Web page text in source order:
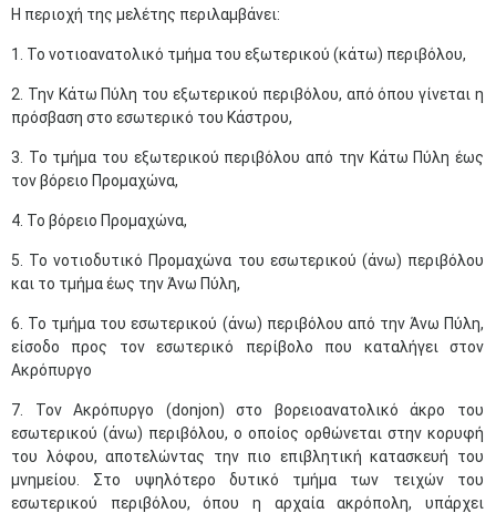
Η περιοχή της μελέτης περιλαμβάνει:
1. Το νοτιοανατολικό τμήμα του εξωτερικού (κάτω) περιβόλου,
2. Την Κάτω Πύλη του εξωτερικού περιβόλου, από όπου γίνεται η
πρόσβαση στο εσωτερικό του Κάστρου,
3. Το τμήμα του εξωτερικού περιβόλου από την Κάτω Πύλη έως
τον βόρειο Προμαχώνα,
4. Το βόρειο Προμαχώνα,
5. Το νοτιοδυτικό Προμαχώνα του εσωτερικού (άνω) περιβόλου
και το τμήμα έως την Άνω Πύλη,
6. Το τμήμα του εσωτερικού (άνω) περιβόλου από την Άνω Πύλη,
είσοδο προς τον εσωτερικό περίβολο που καταλήγει στον
Ακρόπυργο
7. Τον Ακρόπυργο (donjon) στο βορειοανατολικό άκρο του
εσωτερικού (άνω) περιβόλου, ο οποίος ορθώνεται στην κορυφή
του λόφου, αποτελώντας την πιο επιβλητική κατασκευή του
μνημείου. Στο υψηλότερο δυτικό τμήμα των τειχών του
εσωτερικού περιβόλου, όπου η αρχαία ακρόπολη, υπάρχει